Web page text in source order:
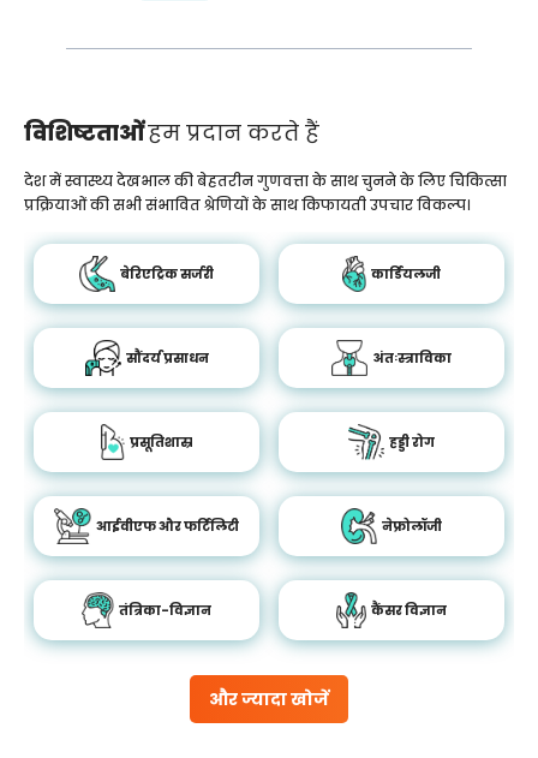
विशिष्टताओंहम प्रदान करते हैं
और ज्यादा खोजें
देश में स्वास्थ्य देखभाल की बेहतरीन गुणवत्ता के साथ चुनने के लिए चिकित्सा
प्रक्रियाओं की सभी संभावित श्रेणियों के साथ किफायती उपचार विकल्प।
बेरिएट्रिक सर्जरी कार्डियलजी
सौंदर्य प्रसाधन अंतःस्त्राविका
प्रसूतिशास्र हड्डी रोग
आईवीएफ और फर्टिलिटी नेफ्रोलॉजी
तंत्रिका-विज्ञान कैंसर विज्ञान